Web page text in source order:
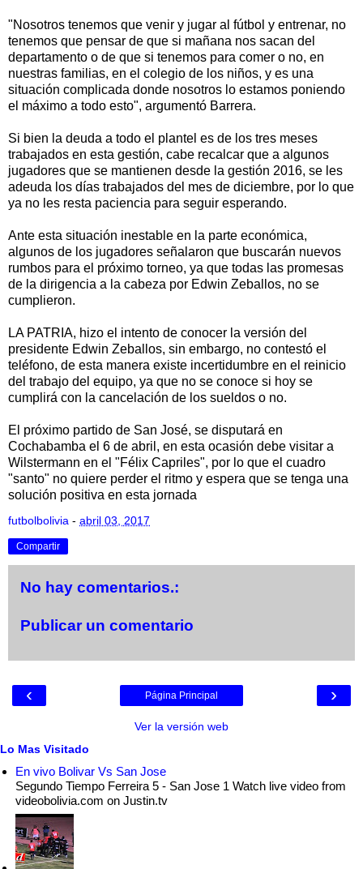
"Nosotros tenemos que venir y jugar al fútbol y entrenar, no
tenemos que pensar de que si mañana nos sacan del
departamento o de que si tenemos para comer o no, en
nuestras familias, en el colegio de los niños, y es una
situación complicada donde nosotros lo estamos poniendo
el máximo a todo esto", argumentó Barrera.
Si bien la deuda a todo el plantel es de los tres meses
trabajados en esta gestión, cabe recalcar que a algunos
jugadores que se mantienen desde la gestión 2016, se les
adeuda los días trabajados del mes de diciembre, por lo que
ya no les resta paciencia para seguir esperando.
Ante esta situación inestable en la parte económica,
algunos de los jugadores señalaron que buscarán nuevos
rumbos para el próximo torneo, ya que todas las promesas
de la dirigencia a la cabeza por Edwin Zeballos, no se
cumplieron.
LA PATRIA, hizo el intento de conocer la versión del
presidente Edwin Zeballos, sin embargo, no contestó el
teléfono, de esta manera existe incertidumbre en el reinicio
del trabajo del equipo, ya que no se conoce si hoy se
cumplirá con la cancelación de los sueldos o no.
El próximo partido de San José, se disputará en
Cochabamba el 6 de abril, en esta ocasión debe visitar a
Wilstermann en el "Félix Capriles", por lo que el cuadro
"santo" no quiere perder el ritmo y espera que se tenga una
solución positiva en esta jornada
futbolbolivia - abril 03, 2017
Compartir
No hay comentarios.:
Publicar un comentario
‹ ›
Página Principal
Ver la versión web
Lo Mas Visitado
En vivo Bolivar Vs San Jose
Segundo Tiempo Ferreira 5 - San Jose 1 Watch live video from
videobolivia.com on Justin.tv